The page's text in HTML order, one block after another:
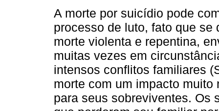
A morte por suicídio pode
processo de luto, fato que se
morte violenta e repentina,
muitas vezes em
intensos conflitos familiares
morte com um impacto
para seus sobreviventes. Os